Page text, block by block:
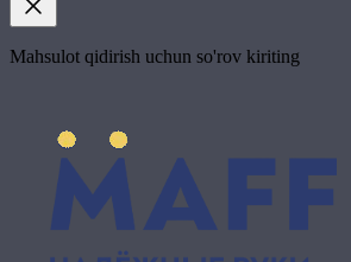
Mahsulot qidirish uchun so'rov kiriting